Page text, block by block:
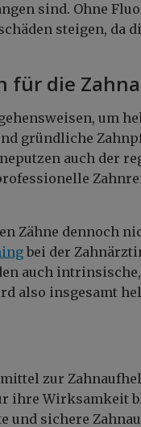
sind. Ohne
steigen, da
für die
um
gründliche
auch der
Zähne dennoch
bei der
auch
also insgesamt
zur
ihre Wirksamkeit
und sichere